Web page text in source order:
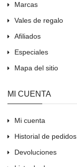
Marcas
Vales de regalo
Afiliados
Especiales
Mapa del sitio
MI CUENTA
Mi cuenta
Historial de pedidos
Devoluciones